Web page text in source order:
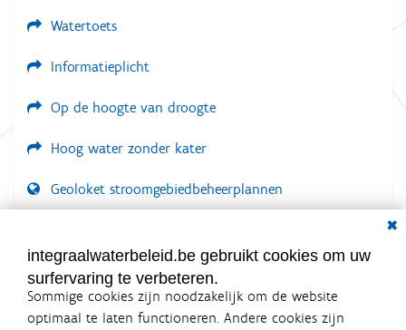
Watertoets
Informatieplicht
Op de hoogte van droogte
Hoog water zonder kater
Geoloket stroomgebiedbeheerplannen
LOGIN VEREIST
integraalwaterbeleid.be gebruikt cookies om uw
surfervaring te verbeteren.
Sommige cookies zijn noodzakelijk om de website
optimaal te laten functioneren. Andere cookies zijn